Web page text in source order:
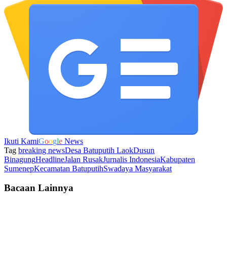
Ikuti KamiGoogle News
Tag breaking newsDesa Batuputih LaokDusun
BinagungHeadlineJalan RusakJurnalis IndonesiaKabupaten
SumenepKecamatan BatuputihSwadaya Masyarakat
Bacaan Lainnya